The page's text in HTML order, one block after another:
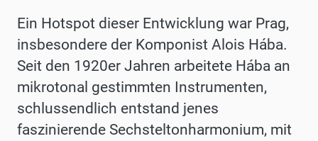
Ein Hotspot dieser Entwicklung war Prag,
insbesondere der Komponist Alois Hába.
Seit den 1920er Jahren arbeitete Hába an
mikrotonal gestimmten Instrumenten,
schlussendlich entstand jenes
faszinierende Sechsteltonharmonium, mit